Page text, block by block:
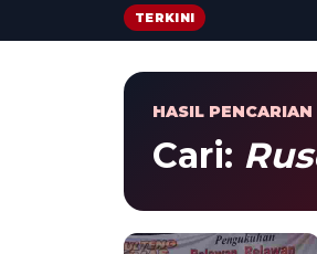
TERKINI
HASIL PENCARIAN
Cari: